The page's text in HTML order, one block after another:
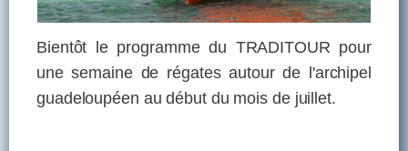
Bientôt le programme du TRADITOUR pour
une semaine de régates autour de l'archipel
guadeloupéen au début du mois de juillet.